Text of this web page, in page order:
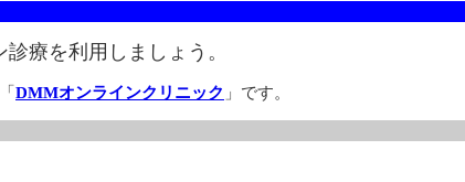
療を利用しましょう。
DMMオンラインクリニック 」です。